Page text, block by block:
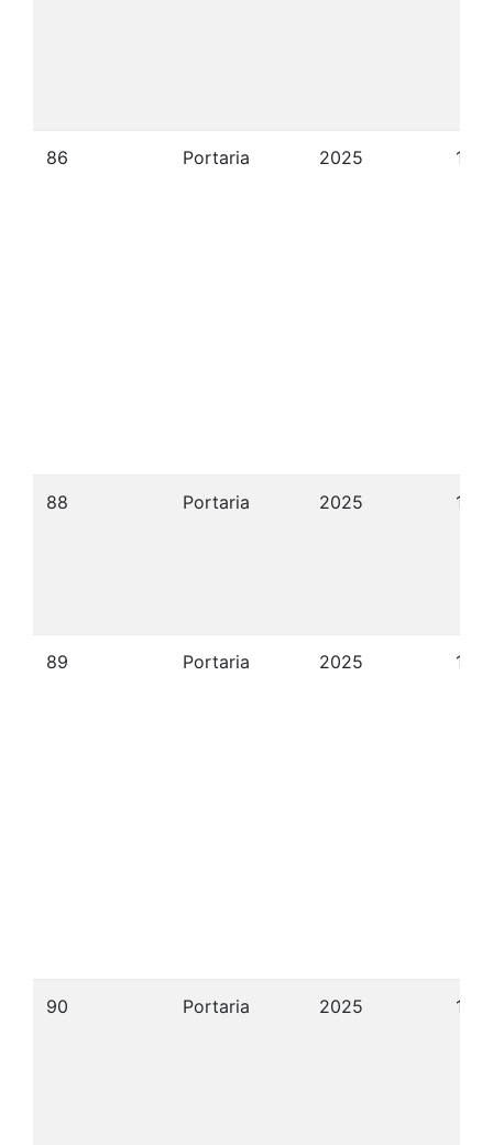
86 Portaria 2025 10/
88 Portaria 2025 10/
89 Portaria 2025 10/
90 Portaria 2025 10/